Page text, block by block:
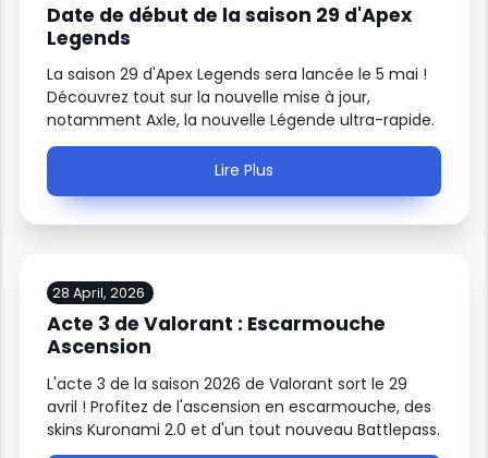
Date de début de la saison 29 d'Apex
Legends
La saison 29 d'Apex Legends sera lancée le 5 mai !
Découvrez tout sur la nouvelle mise à jour,
notamment Axle, la nouvelle Légende ultra-rapide.
Lire Plus
28 April, 2026
Acte 3 de Valorant : Escarmouche
Ascension
L'acte 3 de la saison 2026 de Valorant sort le 29
avril ! Profitez de l'ascension en escarmouche, des
skins Kuronami 2.0 et d'un tout nouveau Battlepass.